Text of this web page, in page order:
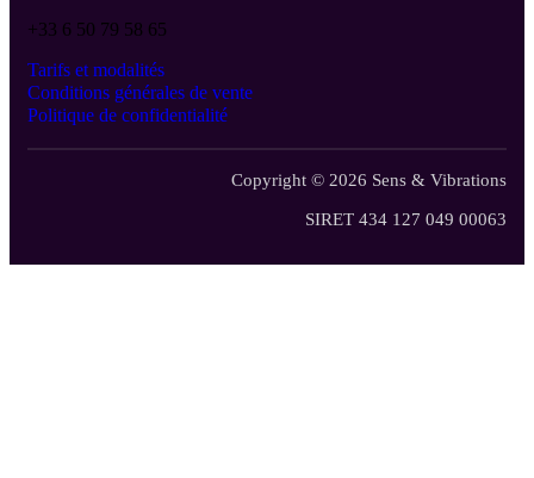
+33 6 50 79 58 65
Tarifs et modalités
Conditions générales de vente
Politique de confidentialité
Copyright © 2026 Sens & Vibrations
SIRET 434 127 049 00063